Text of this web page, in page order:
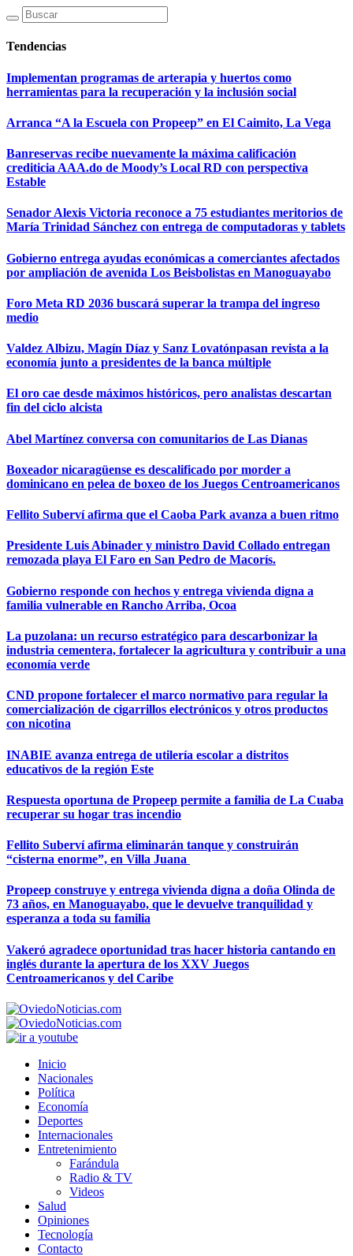
Tendencias
Implementan programas de arterapia y huertos como
herramientas para la recuperación y la inclusión social
Arranca “A la Escuela con Propeep” en El Caimito, La Vega
Banreservas recibe nuevamente la máxima calificación
crediticia AAA.do de Moody’s Local RD con perspectiva
Estable
Senador Alexis Victoria reconoce a 75 estudiantes meritorios de
María Trinidad Sánchez con entrega de computadoras y tablets
Gobierno entrega ayudas económicas a comerciantes afectados
por ampliación de avenida Los Beisbolistas en Manoguayabo
Foro Meta RD 2036 buscará superar la trampa del ingreso
medio
Valdez Albizu, Magín Díaz y Sanz Lovatónpasan revista a la
economía junto a presidentes de la banca múltiple
El oro cae desde máximos históricos, pero analistas descartan
fin del ciclo alcista
Abel Martínez conversa con comunitarios de Las Dianas
Boxeador nicaragüense es descalificado por morder a
dominicano en pelea de boxeo de los Juegos Centroamericanos
Fellito Suberví afirma que el Caoba Park avanza a buen ritmo
Presidente Luis Abinader y ministro David Collado entregan
remozada playa El Faro en San Pedro de Macorís.
Gobierno responde con hechos y entrega vivienda digna a
familia vulnerable en Rancho Arriba, Ocoa
La puzolana: un recurso estratégico para descarbonizar la
industria cementera, fortalecer la agricultura y contribuir a una
economía verde
CND propone fortalecer el marco normativo para regular la
comercialización de cigarrillos electrónicos y otros productos
con nicotina
INABIE avanza entrega de utilería escolar a distritos
educativos de la región Este
Respuesta oportuna de Propeep permite a familia de La Cuaba
recuperar su hogar tras incendio
Fellito Suberví afirma eliminarán tanque y construirán
“cisterna enorme”, en Villa Juana
Propeep construye y entrega vivienda digna a doña Olinda de
73 años, en Manoguayabo, que le devuelve tranquilidad y
esperanza a toda su familia
Vakeró agradece oportunidad tras hacer historia cantando en
inglés durante la apertura de los XXV Juegos
Centroamericanos y del Caribe
Inicio
Nacionales
Política
Economía
Deportes
Internacionales
Entretenimiento
Farándula
Radio & TV
Videos
Salud
Opiniones
Tecnología
Contacto